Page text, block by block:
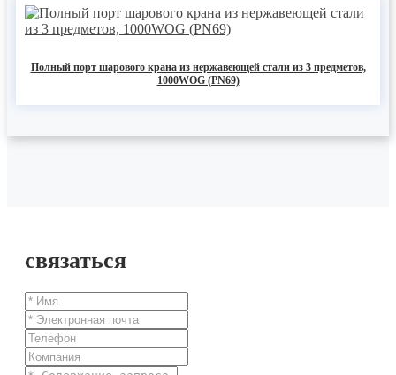
Полный порт шарового крана из нержавеющей стали из 3 предметов,
1000WOG (PN69)
связаться